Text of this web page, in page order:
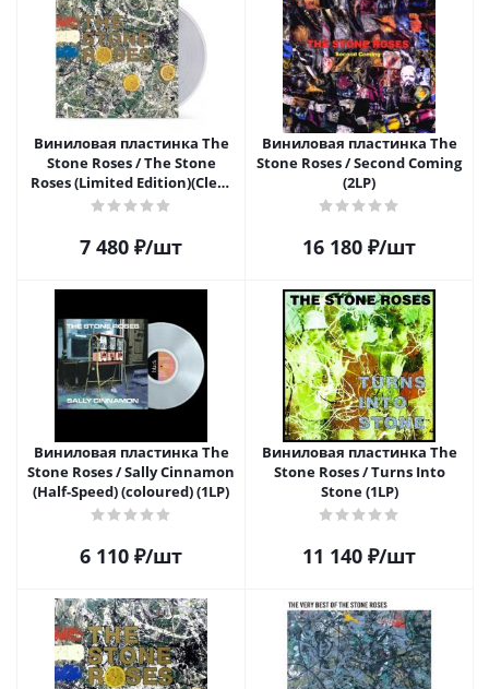
Виниловая пластинка The
Stone Roses / The Stone
Roses (Limited Edition)(Clear
Vinyl)(LP)
7 480 ₽/шт
Виниловая пластинка The
Stone Roses / Second Coming
(2LP)
16 180 ₽/шт
Виниловая пластинка The
Stone Roses / Sally Cinnamon
(Half-Speed) (coloured) (1LP)
6 110 ₽/шт
Виниловая пластинка The
Stone Roses / Turns Into
Stone (1LP)
11 140 ₽/шт